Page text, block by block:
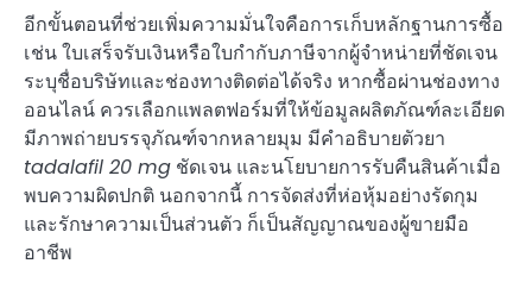
อีกขั้นตอนที่ช่วยเพิ่มความมั่นใจคือการเก็บหลักฐานการซื้อ
เช่น ใบเสร็จรับเงินหรือใบกำกับภาษีจากผู้จำหน่ายที่ชัดเจน
ระบุชื่อบริษัทและช่องทางติดต่อได้จริง หากซื้อผ่านช่องทาง
ออนไลน์ ควรเลือกแพลตฟอร์มที่ให้ข้อมูลผลิตภัณฑ์ละเอียด
มีภาพถ่ายบรรจุภัณฑ์จากหลายมุม มีคำอธิบายตัวยา
tadalafil 20 mg ชัดเจน และนโยบายการรับคืนสินค้าเมื่อ
พบความผิดปกติ นอกจากนี้ การจัดส่งที่ห่อหุ้มอย่างรัดกุม
และรักษาความเป็นส่วนตัว ก็เป็นสัญญาณของผู้ขายมือ
อาชีพ